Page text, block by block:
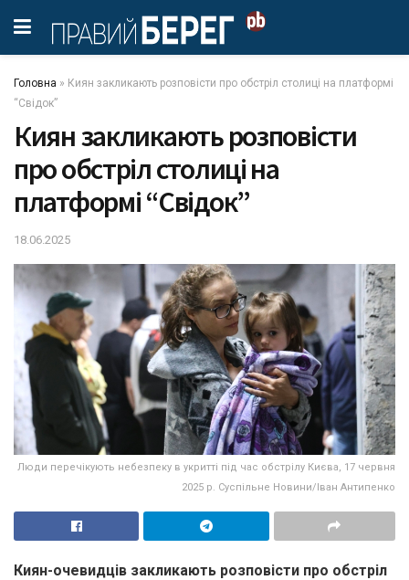
Головна » Киян закликають розповісти про обстріл столиці на платформі
“Свідок”
Киян закликають розповісти
про обстріл столиці на
платформі “Свідок”
18.06.2025
Люди перечікують небезпеку в укритті під час обстрілу Києва, 17 червня
2025 р. Суспільне Новини/Іван Антипенко
Киян-очевидців закликають розповісти про обстріл